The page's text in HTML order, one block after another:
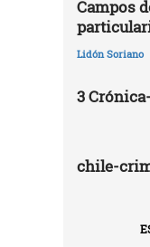
Campos
Lidón Soriano
3
chile-